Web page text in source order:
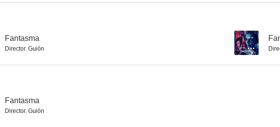
Fantasma
Director, Guión
--
Fantasma
Director, Guión